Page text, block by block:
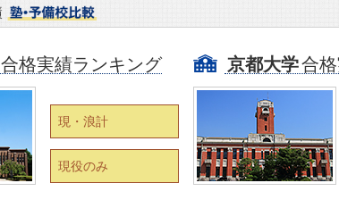
合格実績ランキング
現・浪計
現役のみ
京都大学合